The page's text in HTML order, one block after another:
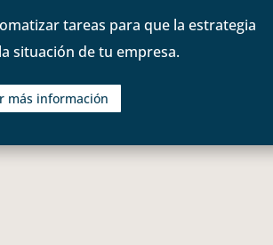
tareas para que la estrategia
situación de tu empresa.
más información